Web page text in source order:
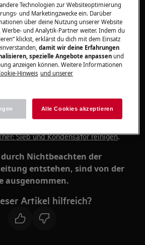
Symbol
auf,
Wärmetauscher
findest du in
Sieb und Kondensator reinigen.
Nichtbeachten der
entstehen, sind von der
ausgenommen.
Artikel hilfreich?
Technologien zur Websiteoptimierung
und Marketingzwecke ein. Darüber
über deine Nutzung unserer Website
Werbe- und Analytik-Partner weiter. Indem du
klickst, erklärst du dich mit dem Einsatz
damit wir deine Erfahrungen
spezielle Angebote anpassen und
anzeigen können. Weitere Informationen
Hinweis und unserer
Alle Cookies akzeptieren